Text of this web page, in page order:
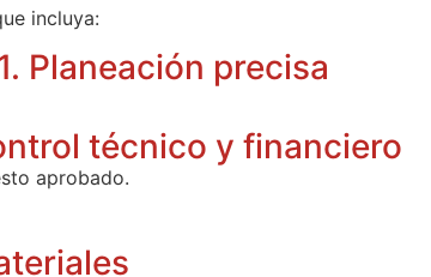
incluya:
Planeación precisa
técnico y financiero
aprobado.